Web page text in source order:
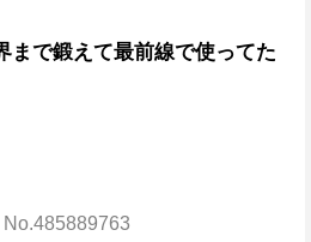
まで鍛えて最前線で使ってた